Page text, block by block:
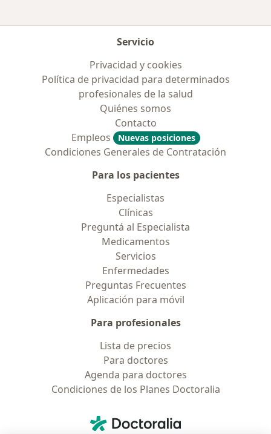
Servicio
Privacidad y cookies
Política de privacidad para determinados
profesionales de la salud
Quiénes somos
Contacto
Empleos
Nuevas posiciones
Condiciones Generales de Contratación
Para los pacientes
Especialistas
Clínicas
Preguntá al Especialista
Medicamentos
Servicios
Enfermedades
Preguntas Frecuentes
Aplicación para móvil
Para profesionales
Lista de precios
Para doctores
Agenda para doctores
Condiciones de los Planes Doctoralia
Doctoralia - Página de inicio